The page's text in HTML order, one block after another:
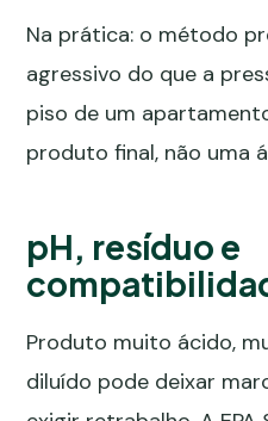
Na prática: o método
agressivo do que a
piso de um
produto final, não uma
pH, resíduo e
Produto muito ácido,
diluído pode deixar